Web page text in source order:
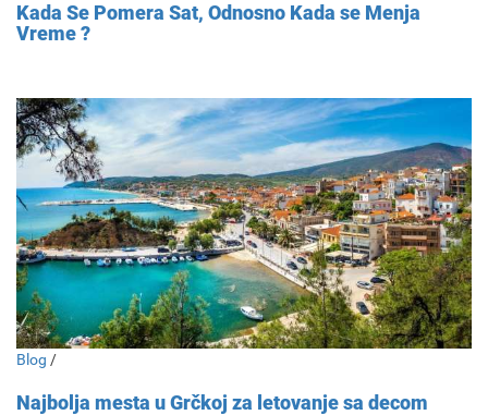
Kada Se Pomera Sat, Odnosno Kada se Menja
Vreme ?
Blog /
Najbolja mesta u Grčkoj za letovanje sa decom